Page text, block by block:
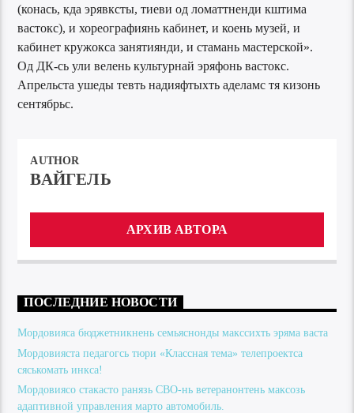
(конась, кда эрявксты, тиеви од ломаттненди кштима
вастокс), и хореографиянь кабинет, и коень музей, и
кабинет кружокса занятиянди, и стамань мастерской».
Од ДК-сь ули велень культурнай эряфонь вастокс.
Апрельста ушеды тевть надияфтыхть аделамс тя кизонь
сентябрьс.
AUTHOR
ВАЙГЕЛЬ
АРХИВ АВТОРА
ПОСЛЕДНИЕ НОВОСТИ
Мордовияса бюджетникнень семьяснонды макссихть эряма васта
Мордовияста педагогсь тюри «Классная тема» телепроектса
сяськомать инкса!
Мордовиясо стакасто ранязь СВО-нь ветеранонтень максозь
адаптивной управления марто автомобиль.